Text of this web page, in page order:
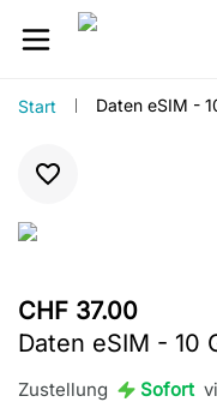
Start Daten eSIM -
CHF 37.00
Daten eSIM - 10
Zustellung Sofort